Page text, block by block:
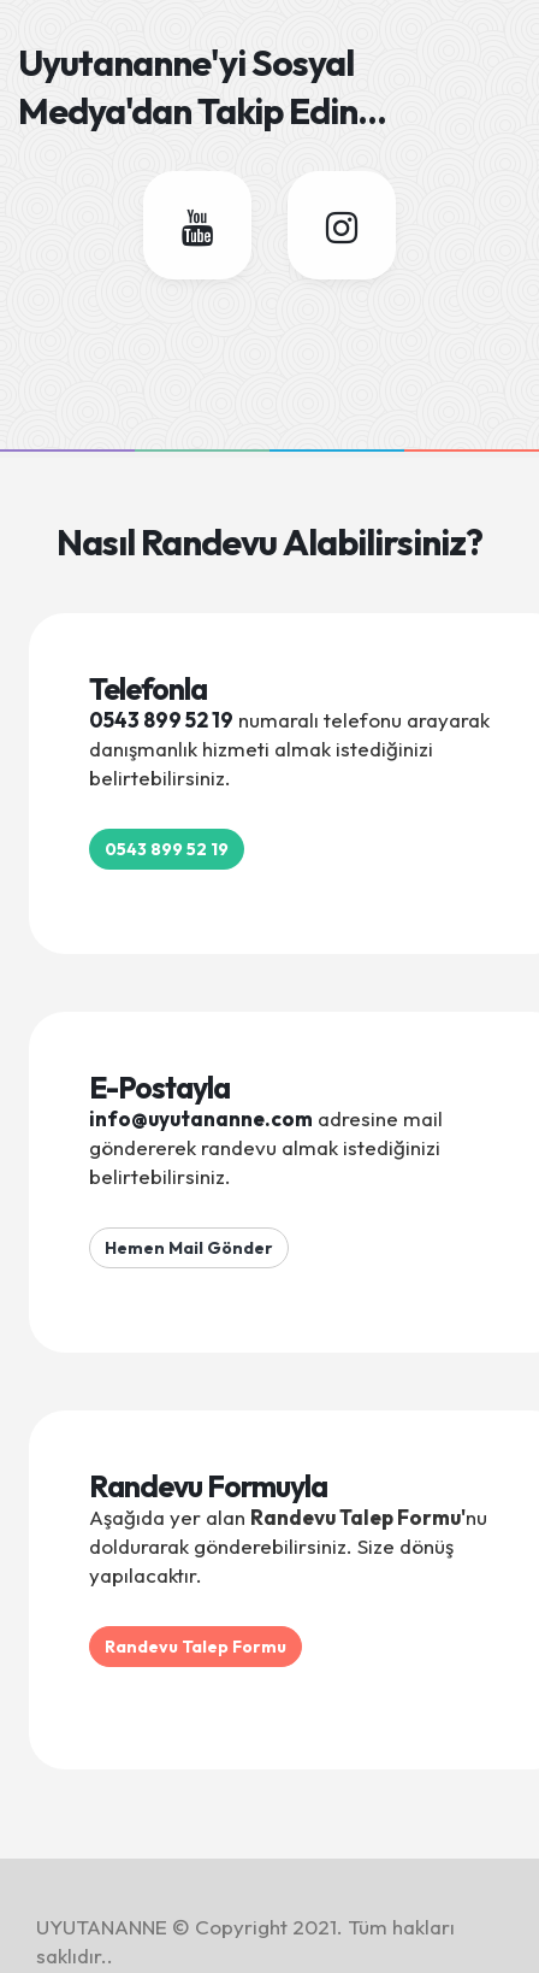
Uyutananne'yiSosyal
Medya'dan Takip Edin...
Nasıl Randevu Alabilirsiniz?
Telefonla
0543 899 52 19 numaralı telefonu arayarak
danışmanlık hizmeti almak istediğinizi
belirtebilirsiniz.
0543 899 52 19
E-Postayla
info@uyutananne.com adresine mail
göndererek randevu almak istediğinizi
belirtebilirsiniz.
Hemen Mail Gönder
Randevu Formuyla
Aşağıda yer alan Randevu Talep Formu'nu
doldurarak gönderebilirsiniz. Size dönüş
yapılacaktır.
Randevu Talep Formu
UYUTANANNE © Copyright 2021. Tüm hakları
saklıdır..